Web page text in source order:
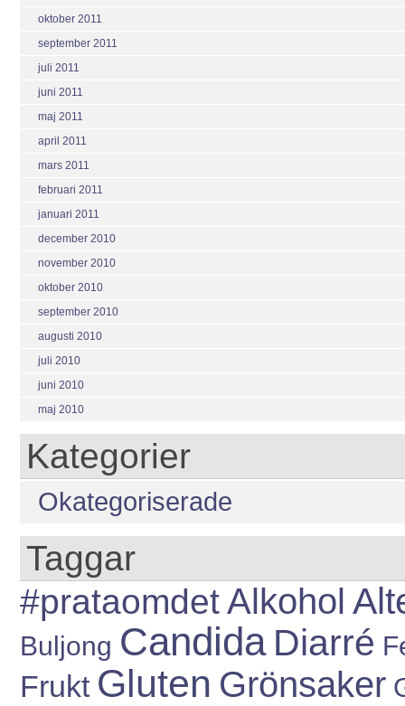
oktober 2011
september 2011
juli 2011
juni 2011
maj 2011
april 2011
mars 2011
februari 2011
januari 2011
december 2010
november 2010
oktober 2010
september 2010
augusti 2010
juli 2010
juni 2010
maj 2010
Kategorier
Okategoriserade
Taggar
#prataomdetAlkohol
Buljong Candida Diarré
Frukt Gluten Grönsaker